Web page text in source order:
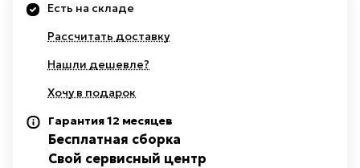
Есть на складе
Рассчитать доставку
Нашли дешевле?
Хочу в подарок
Гарантия 12 месяцев
Бесплатная сборка
Свой сервисный центр